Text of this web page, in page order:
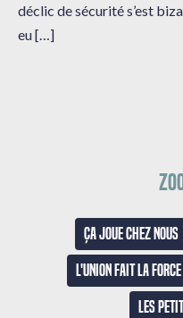
déclic de sécurité s’est
eu […]
Ça joue chez nous
L'union fait la force
Les